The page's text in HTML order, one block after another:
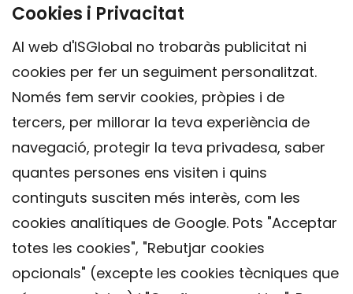
Cookies i Privacitat
Al web d'ISGlobal no trobaràs publicitat ni
cookies per fer un seguiment personalitzat.
Només fem servir cookies, pròpies i de
tercers, per millorar la teva experiència de
navegació, protegir la teva privadesa, saber
quantes persones ens visiten i quins
continguts susciten més interès, com les
cookies analítiques de Google. Pots "Acceptar
totes les cookies", "Rebutjar cookies
opcionals" (excepte les cookies tècniques que
Contacte